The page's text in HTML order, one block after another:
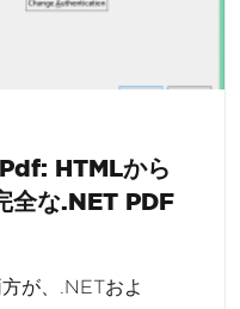
HTMLから
全な.NET PDF
が、.NETおよ